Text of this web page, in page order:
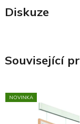
Diskuze
Související
NOVINKA